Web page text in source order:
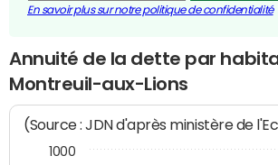
En savoir plus sur notre politique de confidentialité
Annuité de la dette par
Montreuil-aux-Lions
(Source : JDN d'après ministère de
1000